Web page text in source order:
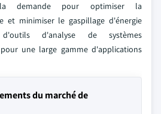
demande pour optimiser la
et minimiser le gaspillage d'énergie
d'analyse de systèmes
une large gamme d'applications
du marché de